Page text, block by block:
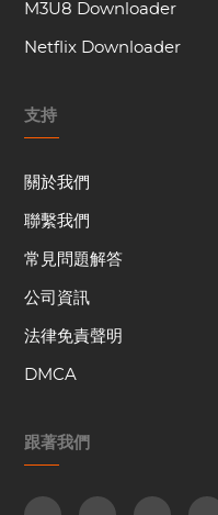
M3U8 Downloader
Netflix Downloader
支持
關於我們
聯繫我們
常見問題解答
公司資訊
法律免責聲明
DMCA
跟著我們